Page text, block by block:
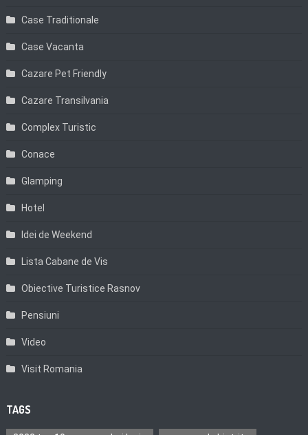
Case Traditionale
Case Vacanta
Cazare Pet Friendly
Cazare Transilvania
Complex Turistic
Conace
Glamping
Hotel
Idei de Weekend
Lista Cabane de Vis
Obiective Turistice Rasnov
Pensiuni
Video
Visit Romania
TAGS